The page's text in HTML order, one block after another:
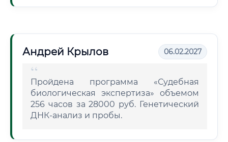
Андрей Крылов 06.02.2027
Пройдена программа «Судебная
биологическая экспертиза» объемом
256 часов за 28000 руб. Генетический
ДНК-анализ и пробы.